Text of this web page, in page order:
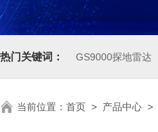
热门关键词： GS9000探地雷达
当前位置： 首页 > 产品中心 >